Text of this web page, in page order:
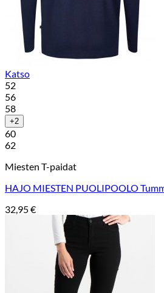
Katso
52
56
58
+2
60
62
Miesten T-paidat
HAJO MIESTEN PUOLIPOOLO
32,95€